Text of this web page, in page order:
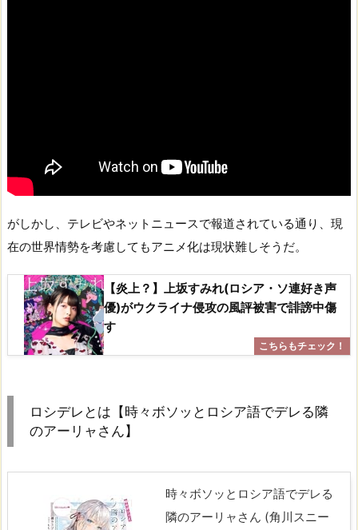
がしかし、テレビやネットニュースで報道されている通り、現
在の世界情勢を考慮してもアニメ化は現状難しそうだ。
【炎上？】上坂すみれ(ロシア・ソ連好き声
優)がウクライナ侵攻の風評被害で誹謗中傷
す
ロシデレとは【時々ボソッとロシア語でデレる隣
のアーリャさん】
時々ボソッとロシア語でデレる
隣のアーリャさん (角川スニー